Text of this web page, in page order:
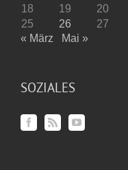
18
19 20
25
26 27
« März
Mai »
SOZIALES